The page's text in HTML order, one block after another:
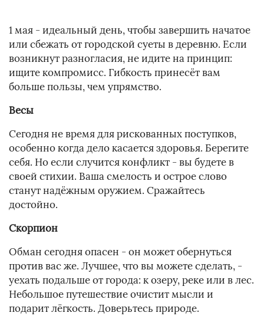
1 мая - идеальный день, чтобы завершить начатое
или сбежать от городской суеты в деревню. Если
возникнут разногласия, не идите на принцип:
ищите компромисс. Гибкость принесёт вам
больше пользы, чем упрямство.
Весы
Сегодня не время для рискованных поступков,
особенно когда дело касается здоровья. Берегите
себя. Но если случится конфликт - вы будете в
своей стихии. Ваша смелость и острое слово
станут надёжным оружием. Сражайтесь
достойно.
Скорпион
Обман сегодня опасен - он может обернуться
против вас же. Лучшее, что вы можете сделать, -
уехать подальше от города: к озеру, реке или в лес.
Небольшое путешествие очистит мысли и
подарит лёгкость. Доверьтесь природе.